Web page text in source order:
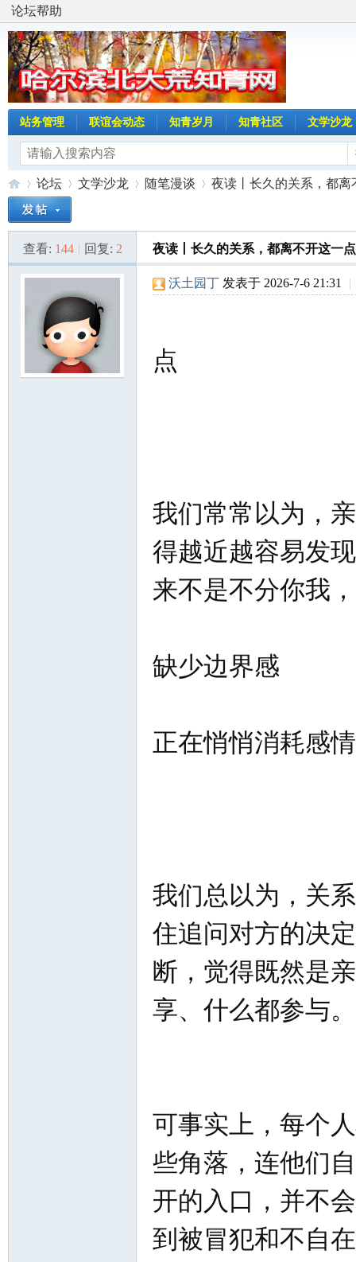
论坛帮助
站务管理 联谊会动态 知青岁月 知青社区 文学沙龙
»
论坛
›
文学沙龙 随笔漫谈
›
夜读丨长久的关系，都离
查看: 144 | 回复: 2 夜读丨长久的关系，都离不开这一点
沃土园丁 发表于 2026-7-6 21:31 |
点
我们常常以为，
得越近越容易发
来不是不分你我
缺少边界感
正在悄悄消耗感情
我们总以为，关
住追问对方的决
断，觉得既然是
享、什么都参与。
可事实上，每个
些角落，连他们
开的入口，并不
到被冒犯和不自